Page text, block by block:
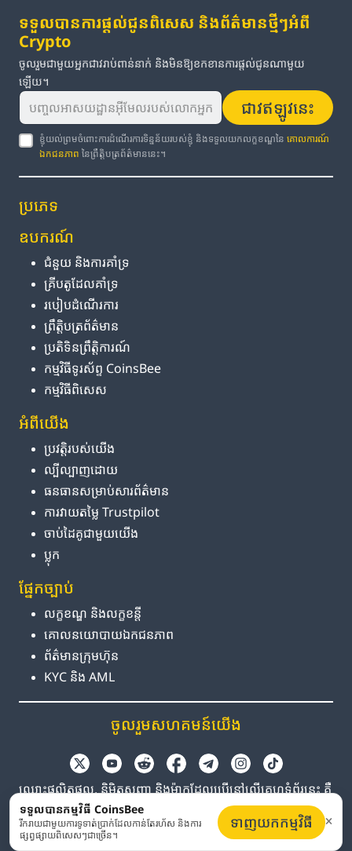
ទទួលបានការផ្តល់ជូនពិសេស និងព័ត៌មានថ្មីៗអំពី
Crypto
ចូលរួមជាមួយអ្នកជាវរាប់ពាន់នាក់ និងមិនឱ្យខកខានការផ្តល់ជូនណាមួយ
ឡើយ។
ជាវឥឡូវនេះ
ខ្ញុំយល់ព្រមចំពោះការដំណើរការទិន្នន័យរបស់ខ្ញុំ និងទទួលយកលក្ខខណ្ឌនៃគោលការណ៍
ឯកជនភាព នៃព្រឹត្តិបត្រព័ត៌មាននេះ។
ប្រភេទ
ឧបករណ៍
ជំនួយ និង​ការ​គាំទ្រ
គ្រីបតូ​ដែល​គាំទ្រ
របៀប​ដំណើរការ
ព្រឹត្តិបត្រ​ព័ត៌មាន
ប្រតិទិន​ព្រឹត្តិការណ៍
កម្មវិធី​ទូរស័ព្ទ CoinsBee
កម្មវិធីពិសេស
អំពី​យើង
ប្រវត្តិ​របស់​យើង
ល្បីល្បាញ​ដោយ
ធនធាន​សម្រាប់​សារព័ត៌មាន
ការ​វាយតម្លៃ Trustpilot
ចាប់ដៃគូ​ជាមួយ​យើង
ប្លុក
ផ្នែក​ច្បាប់
លក្ខខណ្ឌ និង​លក្ខខន្តី
គោលនយោបាយ​ឯកជនភាព
ព័ត៌មាន​ក្រុមហ៊ុន
KYC និង AML
ចូលរួម​សហគមន៍​យើង
ឈ្មោះផលិតផល, និមិត្តសញ្ញា និងម៉ាកដែលប្រើនៅលើគេហទំព័រនេះ គឺ
សម្រាប់តែការកំណត់អត្តសញ្ញាណប៉ុណ្ណោះ។ ពាណិជ្ជសញ្ញា និង
ពាណិជ្ជសញ្ញាដែលបានចុះបញ្ជី គឺជាកម្មសិទ្ធិរបស់ម្ចាស់រៀងៗខ្លួន។
ទទួលបានកម្មវិធី CoinsBee
រីករាយជាមួយការទូទាត់ប្រាក់ដែលកាន់តែរហ័ស និងការ
ផ្សព្វផ្សាយពិសេសៗជាច្រើន។
ទាញយកកម្មវិធី